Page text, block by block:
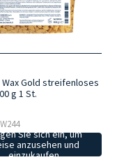
Wax Gold streifenloses
g 1 St.
Sie sich ein, um
anzusehen und
einzukaufen